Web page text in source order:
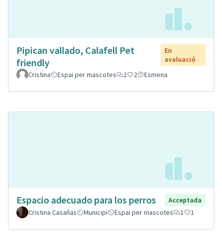
Pipican vallado, Calafell Pet
friendly
En
avaluació
Cristina
Espai per mascotes 2 2 Esmena
Espacio adecuado para los perros
Acceptada
Cristina Casañas
Municipi Espai per mascotes 1 1